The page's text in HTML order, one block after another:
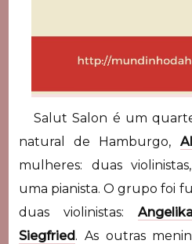
Salut Salon é um
natural de Hamburgo,
mulheres: duas
uma pianista. O grupo foi
duas violinistas:
Siegfried. As outras